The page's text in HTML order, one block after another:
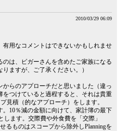
2010/03/29 06:09
用なコメントはできないかもしれませ
のは、ビガーさんを含めたご家族になる
ますが、ご了承ください。）
らのアプローチだと思いました（違っ
つけていると過程すると、それは貴重
見積（的なアプローチ）をします。
10％減の金額に向けて、家計簿の最下
します。交際費や外食費を「交際」
るものはスコープから除外しPlanningを